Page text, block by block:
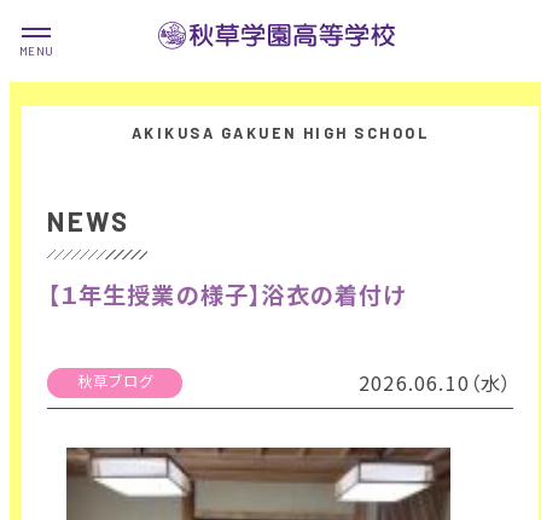
NEWS
【１年生授業の様子】浴衣の着付け
秋草ブログ 2026.06.10（水）